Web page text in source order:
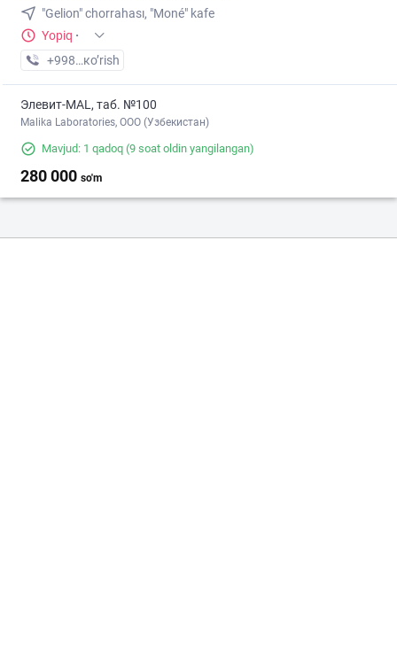
"Gelion" chorrahası, "Moné" kafe
Yopiq ·
+998 (93) XXX-XX-XX
кo’rish
Элевит-MAL, таб. №100
Malika Laboratories, ООО (Узбекистан)
Mavjud: 1 qadoq (9 soat oldin yangilangan)
280 000 so'm